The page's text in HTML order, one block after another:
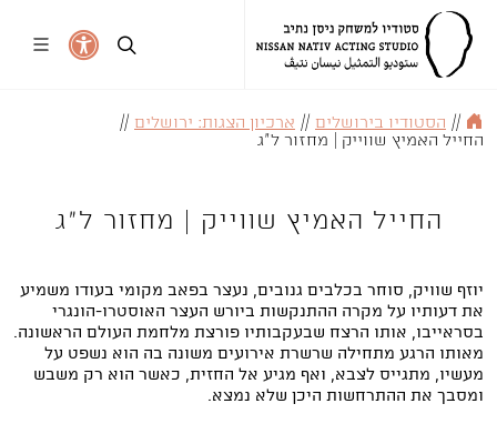
// הסטודיו בירושלים // ארכיון הצגות: ירושלים //
החייל האמיץ שווייק | מחזור ל"ג
החייל האמיץ שווייק | מחזור ל"ג
יוזף שוויק, סוחר בכלבים גנובים, נעצר בפאב מקומי בעודו משמיע
את דעותיו על מקרה ההתנקשות ביורש העצר האוסטרו-הונגרי
בסראייבו, אותו הרצח שבעקבותיו פורצת מלחמת העולם הראשונה.
מאותו הרגע מתחילה שרשרת אירועים משונה בה הוא נשפט על
מעשיו, מתגייס לצבא, ואף מגיע אל החזית, כאשר הוא רק משבש
ומסבך את ההתרחשות היכן שלא נמצא.